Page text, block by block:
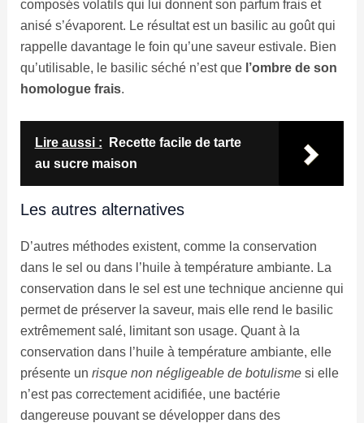
composés volatils qui lui donnent son parfum frais et
anisé s’évaporent. Le résultat est un basilic au goût qui
rappelle davantage le foin qu’une saveur estivale. Bien
qu’utilisable, le basilic séché n’est que l’ombre de son
homologue frais.
Lire aussi :
Recette facile de tarte
au sucre maison
Les autres alternatives
D’autres méthodes existent, comme la conservation
dans le sel ou dans l’huile à température ambiante. La
conservation dans le sel est une technique ancienne qui
permet de préserver la saveur, mais elle rend le basilic
extrêmement salé, limitant son usage. Quant à la
conservation dans l’huile à température ambiante, elle
présente un risque non négligeable de botulismesi elle
n’est pas correctement acidifiée, une bactérie
dangereuse pouvant se développer dans des